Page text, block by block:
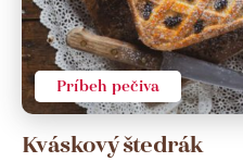
Príbeh pečiva
Kváskový štedrák